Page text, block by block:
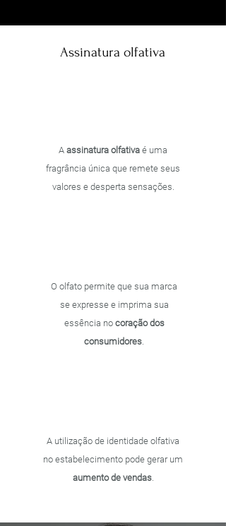
Assinatura olfativa
A assinatura olfativa é uma
fragrância única que remete seus
valores e desperta sensações.
O olfato permite que sua marca
se expresse e imprima sua
essência no coração dos
consumidores.
A utilização de identidade olfativa
no estabelecimento pode gerar um
aumento de vendas.